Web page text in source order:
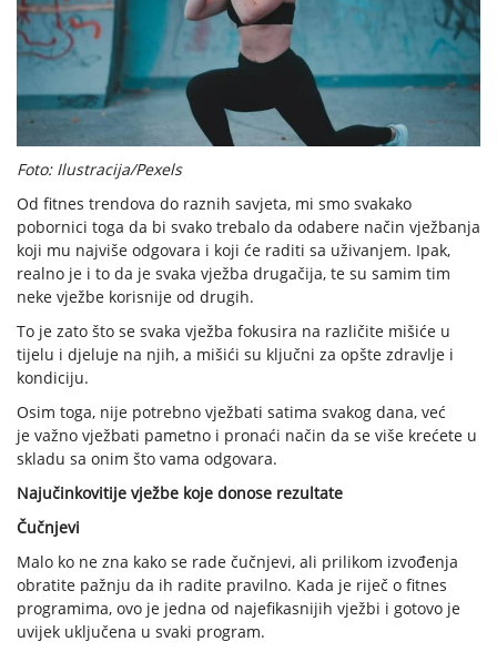
Foto: Ilustracija/Pexels
Od fitnes trendova do raznih savjeta, mi smo svakako
pobornici toga da bi svako trebalo da odabere način vježbanja
koji mu najviše odgovara i koji će raditi sa uživanjem. Ipak,
realno je i to da je svaka vježba drugačija, te su samim tim
neke vježbe korisnije od drugih.
To je zato što se svaka vježba fokusira na različite mišiće u
tijelu i djeluje na njih, a mišići su ključni za opšte zdravlje i
kondiciju.
Osim toga, nije potrebno vježbati satima svakog dana, već
je važno vježbati pametno i pronaći način da se više krećete u
skladu sa onim što vama odgovara.
Najučinkovitije vježbe koje donose rezultate
Čučnjevi
Malo ko ne zna kako se rade čučnjevi, ali prilikom izvođenja
obratite pažnju da ih radite pravilno. Kada je riječ o fitnes
programima, ovo je jedna od najefikasnijih vježbi i gotovo je
uvijek uključena u svaki program.